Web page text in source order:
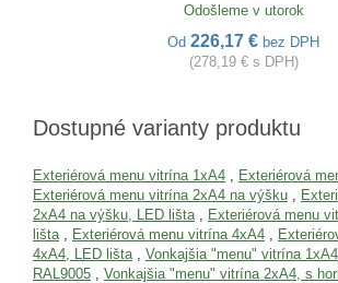
Odošleme v utorok
Od 226,17 € bez DPH
(278,19 € s DPH)
Dostupné varianty produktu
Exteriérová menu vitrína 1xA4 Exteriérová
Exteriérová menu vitrína 2xA4 na výšku
2xA4 na výšku, LED lišta
Exteriérová menu
lišta
Exteriérová menu vitrína 4xA4
4xA4, LED lišta
Vonkajšia "menu" vitrína
RAL9005
Vonkajšia "menu" vitrína 2xA4, s